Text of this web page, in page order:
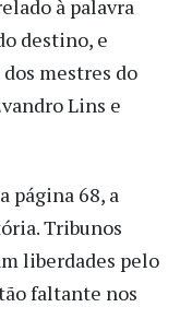
à palavra
destino, e
dos mestres do
Lins e
página 68, a
Tribunos
liberdades pelo
faltante nos